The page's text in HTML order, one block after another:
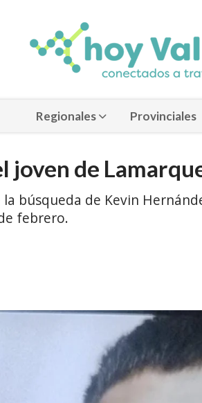
Regionales Provinciales
joven de
búsqueda de Kevin
febrero.